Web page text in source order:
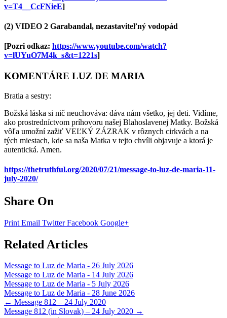
v=T4__CcFNieE]
(2) VIDEO 2 Garabandal, nezastaviteľný vodopád
[Pozri odkaz: https://www.youtube.com/watch?
v=lUYuO7M4k_s&t=1221s]
KOMENTÁRE LUZ DE MARIA
Bratia a sestry:
Božská láska si nič neuchováva: dáva nám všetko, jej deti. Vidíme,
ako prostredníctvom príhovoru našej Blahoslavenej Matky. Božská
vôľa umožní zažiť VEĽKÝ ZÁZRAK v rôznych cirkvách a na
tých miestach, kde sa naša Matka v tejto chvíli objavuje a ktorá je
autentická. Amen.
https://thetruthful.org/2020/07/21/message-to-luz-de-maria-11-
july-2020/
Share On
Print Email TwitterFacebook Google+
Related Articles
Message to Luz de Maria - 26 July 2026
Message to Luz de Maria - 14 July 2026
Message to Luz de Maria - 5 July 2026
Message to Luz de Maria - 28 June 2026
Post
← Message 812 – 24 July 2020
Message 812 (in Slovak) – 24 July 2020 →